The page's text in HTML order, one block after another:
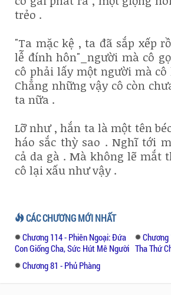
trẻo .
"Ta mặc kệ , ta đã sắp xếp
lễ đính hôn"_người mà cô
cô phải lấy một người mà cô
Chẳng những vậy cô còn
ta nữa .
Lỡ như , hắn ta là một tên
háo sắc thỳ sao . Nghĩ tới
cả da gà . Mà không lẽ mắt
cô lại xấu như vậy .
"Ba , ba có bao giờ nghĩ
con không?"_Cô tức giận .
"Bạch Hy Tranh , vì thương
muốn gả con cho một gia
muốn con sung sướng quản
CÁC CHƯƠNG MỚI NHẤT
Chương 114 - Phiên Ngoại: Đứa
Con Giống Cha, Sức Hút Mê Người
Chương
Tha Thứ
Chương 81 - Phủ Phàng